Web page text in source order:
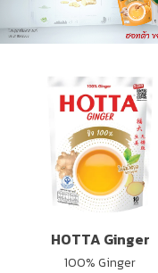
HOTTA Ginger
100% Ginger